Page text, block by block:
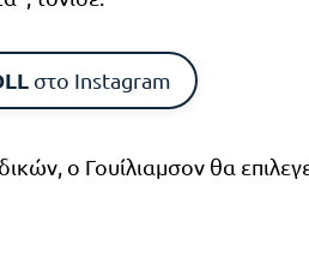
στο Instagram
ο Γουίλιαμσον θα